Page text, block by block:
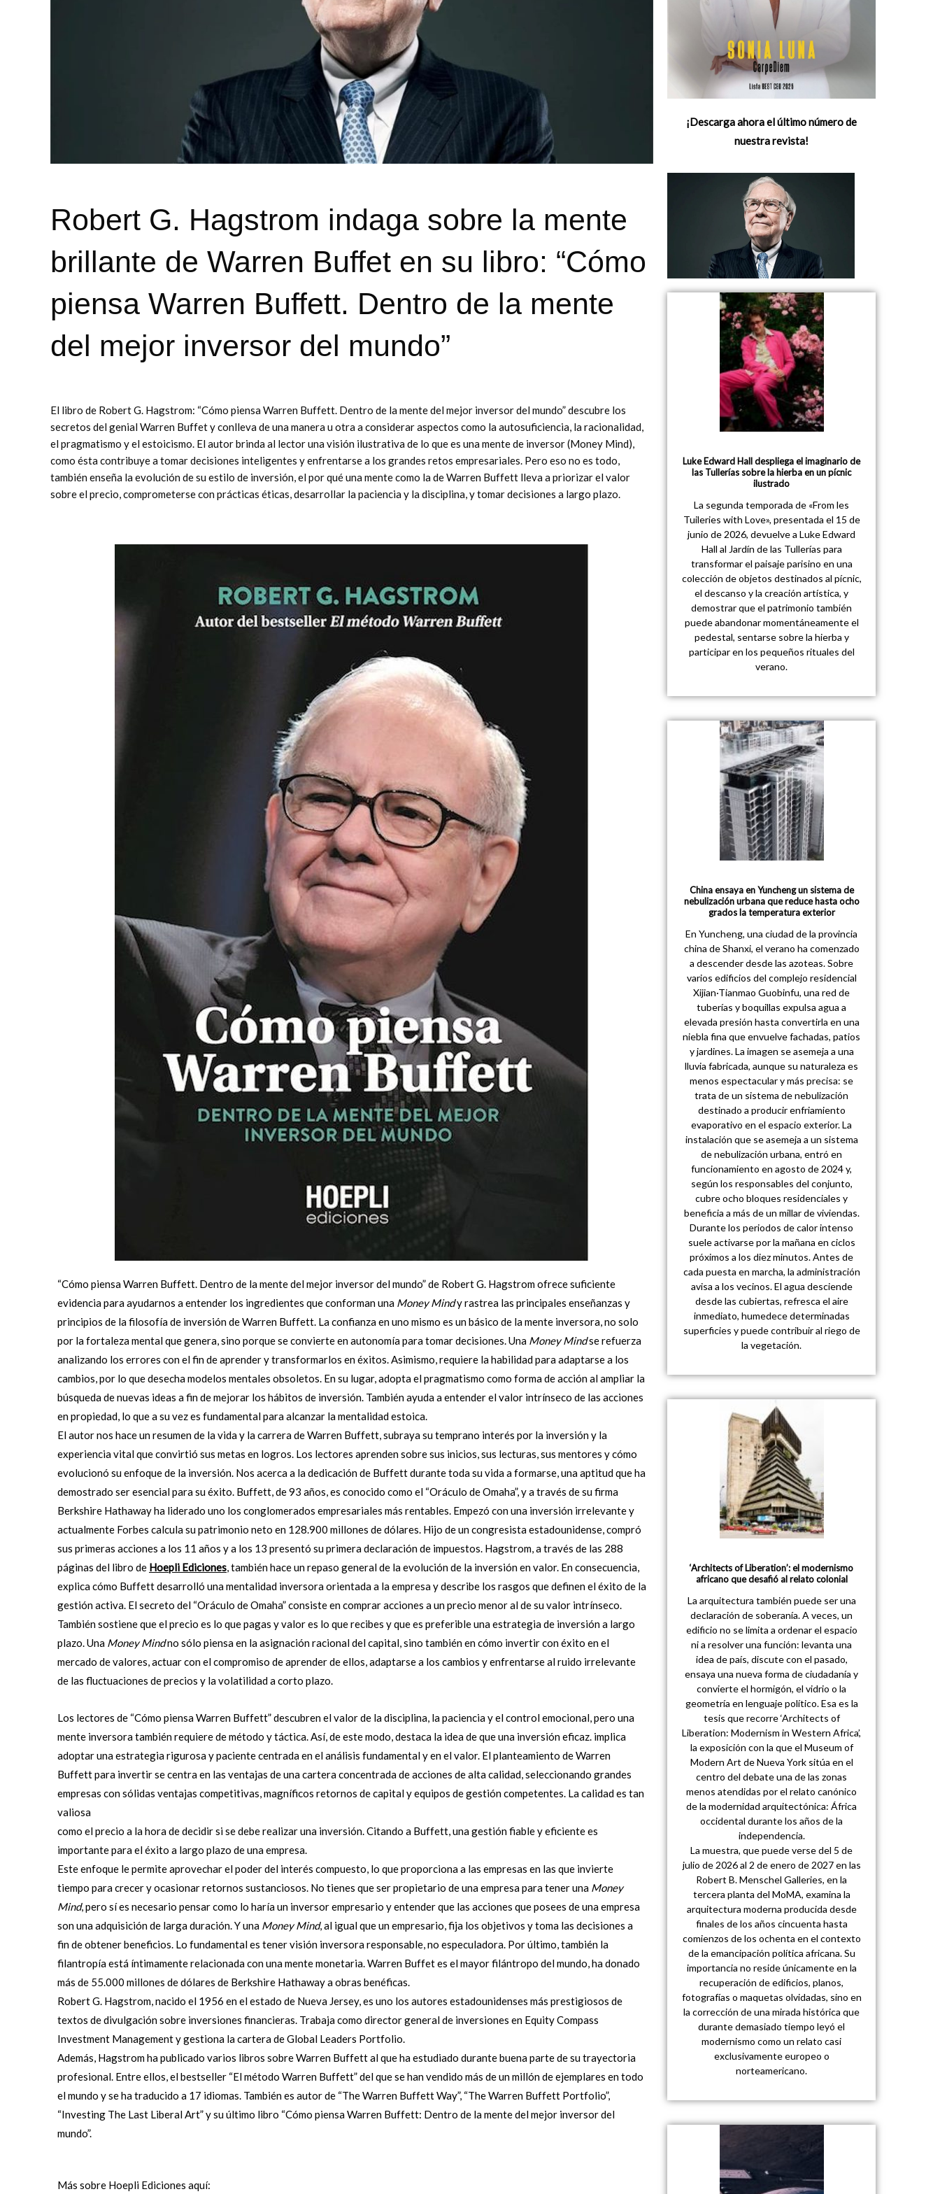
Robert G. Hagstrom indaga sobre la mente
brillante de Warren Buffet en su libro: “Cómo
piensa Warren Buffett. Dentro de la mente
del mejor inversor del mundo”
El libro de Robert G. Hagstrom: “Cómo piensa Warren Buffett. Dentro de la mente del mejor inversor del mundo” descubre los
secretos del genial Warren Buffet y conlleva de una manera u otra a considerar aspectos como la autosuficiencia, la racionalidad,
el pragmatismo y el estoicismo. El autor brinda al lector una visión ilustrativa de lo que es una mente de inversor (Money Mind),
como ésta contribuye a tomar decisiones inteligentes y enfrentarse a los grandes retos empresariales. Pero eso no es todo,
también enseña la evolución de su estilo de inversión, el por qué una mente como la de Warren Buffett lleva a priorizar el valor
sobre el precio, comprometerse con prácticas éticas, desarrollar la paciencia y la disciplina, y tomar decisiones a largo plazo.
“Cómo piensa Warren Buffett. Dentro de la mente del mejor inversor del mundo” de Robert G. Hagstrom ofrece suficiente
evidencia para ayudarnos a entender los ingredientes que conforman una Money Mindy rastrea las principales enseñanzas y
principios de la filosofía de inversión de Warren Buffett. La confianza en uno mismo es un básico de la mente inversora, no solo
por la fortaleza mental que genera, sino porque se convierte en autonomía para tomar decisiones. Una Money Mindse refuerza
analizando los errores con el fin de aprender y transformarlos en éxitos. Asimismo, requiere la habilidad para adaptarse a los
cambios, por lo que desecha modelos mentales obsoletos. En su lugar, adopta el pragmatismo como forma de acción al ampliar la
búsqueda de nuevas ideas a fin de mejorar los hábitos de inversión. También ayuda a entender el valor intrínseco de las acciones
en propiedad, lo que a su vez es fundamental para alcanzar la mentalidad estoica.
El autor nos hace un resumen de la vida y la carrera de Warren Buffett, subraya su temprano interés por la inversión y la
experiencia vital que convirtió sus metas en logros. Los lectores aprenden sobre sus inicios, sus lecturas, sus mentores y cómo
evolucionó su enfoque de la inversión. Nos acerca a la dedicación de Buffett durante toda su vida a formarse, una aptitud que ha
demostrado ser esencial para su éxito. Buffett, de 93 años, es conocido como el “Oráculo de Omaha”, y a través de su firma
Berkshire Hathaway ha liderado uno los conglomerados empresariales más rentables. Empezó con una inversión irrelevante y
actualmente Forbes calcula su patrimonio neto en 128.900 millones de dólares. Hijo de un congresista estadounidense, compró
sus primeras acciones a los 11 años y a los 13 presentó su primera declaración de impuestos. Hagstrom, a través de las 288
páginas del libro de Hoepli Ediciones, también hace un repaso general de la evolución de la inversión en valor. En consecuencia,
explica cómo Buffett desarrolló una mentalidad inversora orientada a la empresa y describe los rasgos que definen el éxito de la
gestión activa. El secreto del “Oráculo de Omaha” consiste en comprar acciones a un precio menor al de su valor intrínseco.
También sostiene que el precio es lo que pagas y valor es lo que recibes y que es preferible una estrategia de inversión a largo
plazo. Una Money Mindno sólo piensa en la asignación racional del capital, sino también en cómo invertir con éxito en el
mercado de valores, actuar con el compromiso de aprender de ellos, adaptarse a los cambios y enfrentarse al ruido irrelevante
de las fluctuaciones de precios y la volatilidad a corto plazo.
Los lectores de “Cómo piensa Warren Buffett” descubren el valor de la disciplina, la paciencia y el control emocional, pero una
mente inversora también requiere de método y táctica. Así, de este modo, destaca la idea de que una inversión eficaz. implica
adoptar una estrategia rigurosa y paciente centrada en el análisis fundamental y en el valor. El planteamiento de Warren
Buffett para invertir se centra en las ventajas de una cartera concentrada de acciones de alta calidad, seleccionando grandes
empresas con sólidas ventajas competitivas, magníficos retornos de capital y equipos de gestión competentes. La calidad es tan
valiosa
como el precio a la hora de decidir si se debe realizar una inversión. Citando a Buffett, una gestión fiable y eficiente es
importante para el éxito a largo plazo de una empresa.
Este enfoque le permite aprovechar el poder del interés compuesto, lo que proporciona a las empresas en las que invierte
tiempo para crecer y ocasionar retornos sustanciosos. No tienes que ser propietario de una empresa para tener una Money
Mind, pero sí es necesario pensar como lo haría un inversor empresario y entender que las acciones que posees de una empresa
son una adquisición de larga duración. Y una Money Mind, al igual que un empresario, fija los objetivos y toma las decisiones a
fin de obtener beneficios. Lo fundamental es tener visión inversora responsable, no especuladora. Por último, también la
filantropía está íntimamente relacionada con una mente monetaria. Warren Buffet es el mayor filántropo del mundo, ha donado
más de 55.000 millones de dólares de Berkshire Hathaway a obras benéficas.
Robert G. Hagstrom, nacido el 1956 en el estado de Nueva Jersey, es uno los autores estadounidenses más prestigiosos de
textos de divulgación sobre inversiones financieras. Trabaja como director general de inversiones en Equity Compass
Investment Management y gestiona la cartera de Global Leaders Portfolio.
Además, Hagstrom ha publicado varios libros sobre Warren Buffett al que ha estudiado durante buena parte de su trayectoria
profesional. Entre ellos, el bestseller “El método Warren Buffett” del que se han vendido más de un millón de ejemplares en todo
el mundo y se ha traducido a 17 idiomas. También es autor de “The Warren Buffett Way”, “The Warren Buffett Portfolio”,
“Investing The Last Liberal Art” y su último libro “Cómo piensa Warren Buffett: Dentro de la mente del mejor inversor del
mundo”.
Más sobre Hoepli Ediciones aquí:
¡Descarga ahora el último número de
nuestra revista!
Luke Edward Hall despliega el imaginario de
las Tullerías sobre la hierba en un pícnic
ilustrado
La segunda temporada de «From les
Tuileries with Love», presentada el 15 de
junio de 2026, devuelve a Luke Edward
Hall al Jardín de las Tullerías para
transformar el paisaje parisino en una
colección de objetos destinados al pícnic,
el descanso y la creación artística, y
demostrar que el patrimonio también
puede abandonar momentáneamente el
pedestal, sentarse sobre la hierba y
participar en los pequeños rituales del
verano.
China ensaya en Yuncheng un sistema de
nebulización urbana que reduce hasta ocho
grados la temperatura exterior
En Yuncheng, una ciudad de la provincia
china de Shanxi, el verano ha comenzado
a descender desde las azoteas. Sobre
varios edificios del complejo residencial
Xijian·Tianmao Guobinfu, una red de
tuberías y boquillas expulsa agua a
elevada presión hasta convertirla en una
niebla fina que envuelve fachadas, patios
y jardines. La imagen se asemeja a una
lluvia fabricada, aunque su naturaleza es
menos espectacular y más precisa: se
trata de un sistema de nebulización
destinado a producir enfriamiento
evaporativo en el espacio exterior. La
instalación que se asemeja a un sistema
de nebulización urbana, entró en
funcionamiento en agosto de 2024 y,
según los responsables del conjunto,
cubre ocho bloques residenciales y
beneficia a más de un millar de viviendas.
Durante los periodos de calor intenso
suele activarse por la mañana en ciclos
próximos a los diez minutos. Antes de
cada puesta en marcha, la administración
avisa a los vecinos. El agua desciende
desde las cubiertas, refresca el aire
inmediato, humedece determinadas
superficies y puede contribuir al riego de
la vegetación.
‘Architects of Liberation’: el modernismo
africano que desafió al relato colonial
La arquitectura también puede ser una
declaración de soberanía. A veces, un
edificio no se limita a ordenar el espacio
ni a resolver una función: levanta una
idea de país, discute con el pasado,
ensaya una nueva forma de ciudadanía y
convierte el hormigón, el vidrio o la
geometría en lenguaje político. Esa es la
tesis que recorre ‘Architects of
Liberation: Modernism in Western Africa’,
la exposición con la que el Museum of
Modern Art de Nueva York sitúa en el
centro del debate una de las zonas
menos atendidas por el relato canónico
de la modernidad arquitectónica: África
occidental durante los años de la
independencia.
La muestra, que puede verse del 5 de
julio de 2026 al 2 de enero de 2027 en las
Robert B. Menschel Galleries, en la
tercera planta del MoMA, examina la
arquitectura moderna producida desde
finales de los años cincuenta hasta
comienzos de los ochenta en el contexto
de la emancipación política africana. Su
importancia no reside únicamente en la
recuperación de edificios, planos,
fotografías o maquetas olvidadas, sino en
la corrección de una mirada histórica que
durante demasiado tiempo leyó el
modernismo como un relato casi
exclusivamente europeo o
norteamericano.